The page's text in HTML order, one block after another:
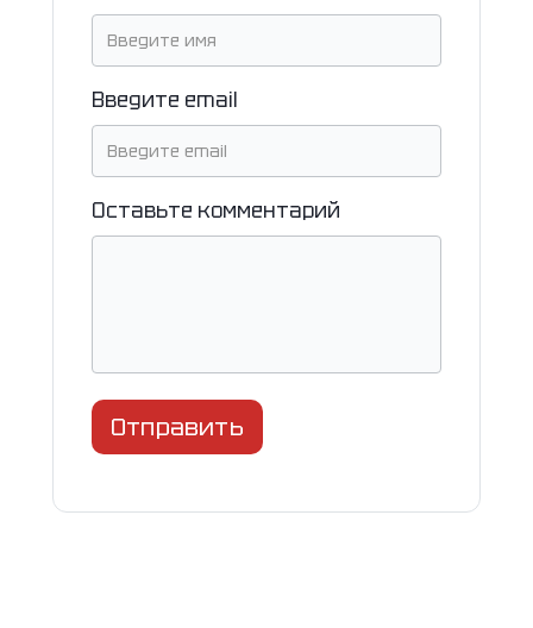
Введите email
Оставьте комментарий
Отправить